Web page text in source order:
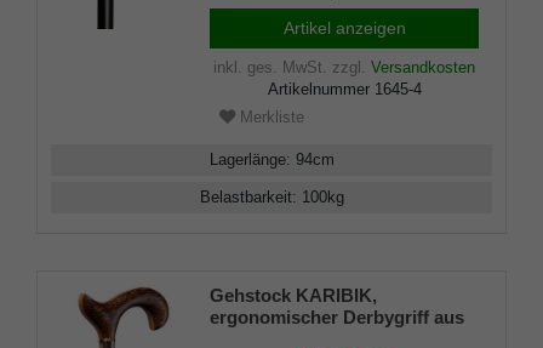
Artikel anzeigen
inkl. ges. MwSt. zzgl. Versandkosten
Artikelnummer 1645-4
Merkliste
Lagerlänge: 94cm
Belastbarkeit: 100kg
Gehstock KARIBIK,
ergonomischer Derbygriff aus